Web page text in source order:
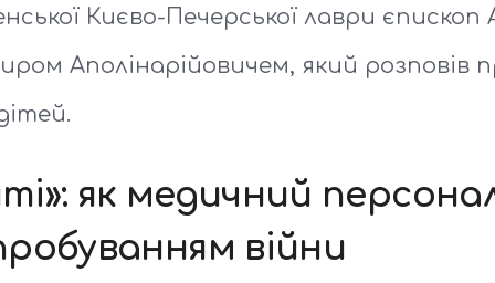
Києво-Печерської лаври єпископ
Аполінарійовичем, який розповів
як медичний
війни